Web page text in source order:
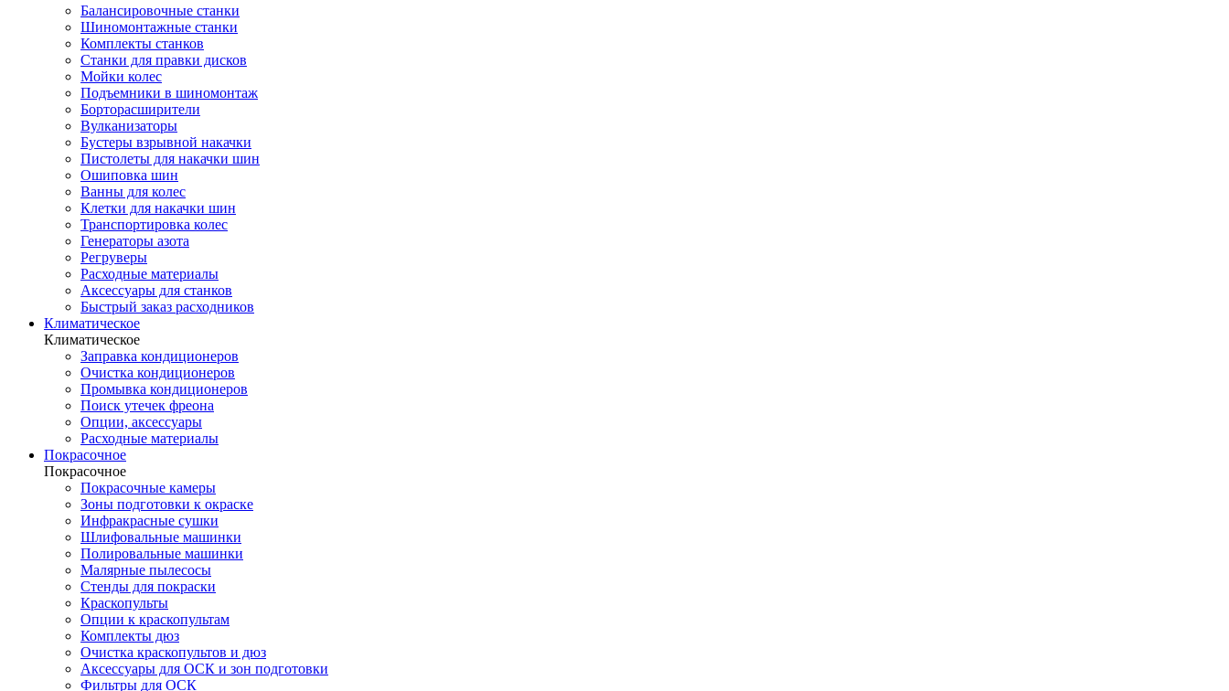
Балансировочные станки
Шиномонтажные станки
Комплекты станков
Станки для правки дисков
Мойки колес
Подъемники в шиномонтаж
Борторасширители
Вулканизаторы
Бустеры взрывной накачки
Пистолеты для накачки шин
Ошиповка шин
Ванны для колес
Клетки для накачки шин
Транспортировка колес
Генераторы азота
Регруверы
Расходные материалы
Аксессуары для станков
Быстрый заказ расходников
Климатическое
Климатическое
Заправка кондиционеров
Очистка кондиционеров
Промывка кондиционеров
Поиск утечек фреона
Опции, аксессуары
Расходные материалы
Покрасочное
Покрасочное
Покрасочные камеры
Зоны подготовки к окраске
Инфракрасные сушки
Шлифовальные машинки
Полировальные машинки
Малярные пылесосы
Стенды для покраски
Краскопульты
Опции к краскопультам
Комплекты дюз
Очистка краскопультов и дюз
Аксессуары для ОСК и зон подготовки
Фильтры для ОСК